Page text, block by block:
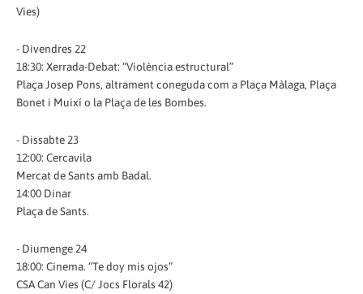
Vies)
- Divendres 22
18:30: Xerrada-Debat: “Violència estructural”
Plaça Josep Pons, altrament coneguda com a Plaça Màlaga, Plaça
Bonet i Muixí o la Plaça de les Bombes.
- Dissabte 23
12:00: Cercavila
Mercat de Sants amb Badal.
14:00 Dinar
Plaça de Sants.
- Diumenge 24
18:00: Cinema. “Te doy mis ojos”
CSA Can Vies (C/ Jocs Florals 42)